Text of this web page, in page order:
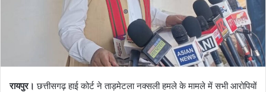
रायपुर। छत्तीसगढ़ हाई कोर्ट ने ताड़मेटला नक्सली हमले के मामले में सभी आरोपियों